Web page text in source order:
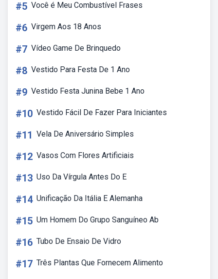
#5 Você é Meu Combustível Frases
#6 Virgem Aos 18 Anos
#7 Vídeo Game De Brinquedo
#8 Vestido Para Festa De 1 Ano
#9 Vestido Festa Junina Bebe 1 Ano
#10 Vestido Fácil De Fazer Para Iniciantes
#11 Vela De Aniversário Simples
#12 Vasos Com Flores Artificiais
#13 Uso Da Vírgula Antes Do E
#14 Unificação Da Itália E Alemanha
#15 Um Homem Do Grupo Sanguíneo Ab
#16 Tubo De Ensaio De Vidro
#17 Três Plantas Que Fornecem Alimento